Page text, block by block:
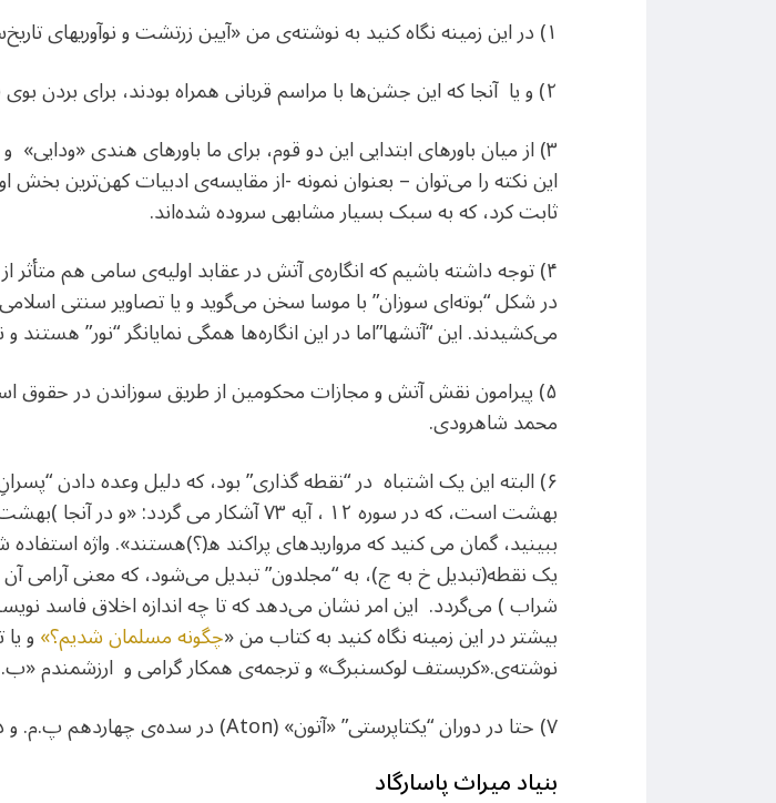
۱) در این زمینه نگاه کنید به نوشته‌ی من «آیین زرتشت و نوآوریهای تاریخ‌ساز آن».
۲) و یا آنجا که این جشن‌ها با مراسم قربانی همراه بودند، برای بردن بوی قربانیان به آسمان.
۳) از میان باورهای ابتدایی این دو قوم، برای ما باورهای هندی
این نکته را می‌توان – بعنوان نمونه -از مقایسه‌ی ادبیات کهن‌ترین بخش
ثابت کرد، که به سبک بسیار مشابهی سروده شده‌اند.
۴) توجه داشته باشیم که انگاره‌ی آتش در عقابد اولیه‌ی سامی هم متأثر
در شکل “بوته‌ای سوزان” با موسا سخن می‌گوید و یا تصاویر سنتی
می‌کشیدند. این “آتشها”‌اما در این انگاره‌ها همگی نمایانگر “نور” هستند
۵) پیرامون نقش آتش و مجازات محکومین از طریق ‌سوزاندن در حقوق
محمد شاهرودی.
۶) البته این یک اشتباه در “نقطه گذاری” بود، که دلیل وعده دادن
بهشت است، که در سوره ۱۲ ، آیه ۷۳ آشکار
ببینید، گمان می کنید که مرواریدهای پراکند ه(؟)هستند». واژه
یک نقطه(تبدیل خ به ج)، به “مجلدون” تبدیل می‌شود، که معنی آرامی آن
شراب ) می‌گردد. این امر نشان می‌دهد که تا چه اندازه اخلاق فاسد
بیشتر در این زمینه نگاه کنید به کتاب من «چگونه مسلمان شدیم؟»و
نوشته‌ی.«کریستف لوکسنبرگ» و ترجمه‌ی همکار گرامی و ارزشمندم «ب.
۷) حتا در دوران “یکتاپرستی” «آتون» (Aton) در سده‌ی چهاردهم پ.م. و در سلسله‌ی هجدهم در پادشاهی جدید مصر.
بنیاد میراث پاسارگاد